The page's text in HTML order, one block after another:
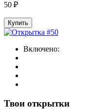
50 ₽
Купить
Включено:
Твои открытки